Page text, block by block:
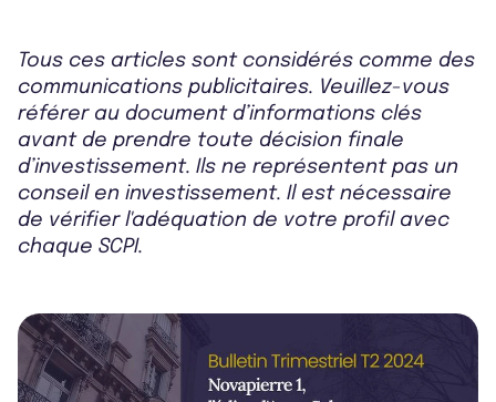
Tous ces articles sont considérés comme des
communications publicitaires. Veuillez-vous
référer au document d’informations clés
avant de prendre toute décision finale
d’investissement. Ils ne représentent pas un
conseil en investissement. Il est nécessaire
de vérifier l'adéquation de votre profil avec
chaque SCPI.